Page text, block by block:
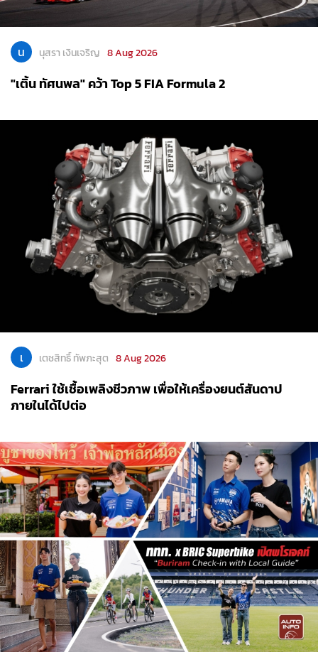
น นุสรา เงินเจริญ 8 Aug 2026
"เติ้น ทัศนพล" คว้า Top 5 FIA Formula 2
เ เตชสิทธิ์ ทัพภะสุต 8 Aug 2026
Ferrari ใช้เชื้อเพลิงชีวภาพ เพื่อให้เครื่องยนต์สันดาป
ภายในได้ไปต่อ